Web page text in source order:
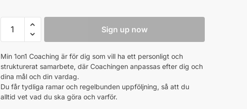
Coaching
Emelie
Bjuremo
quantity
Sign up now
Min 1on1 Coaching är för dig som vill ha ett personligt och
strukturerat samarbete, där Coachingen anpassas efter dig och
dina mål och din vardag.
Du får tydliga ramar och regelbunden uppföljning, så att du
alltid vet vad du ska göra och varför.